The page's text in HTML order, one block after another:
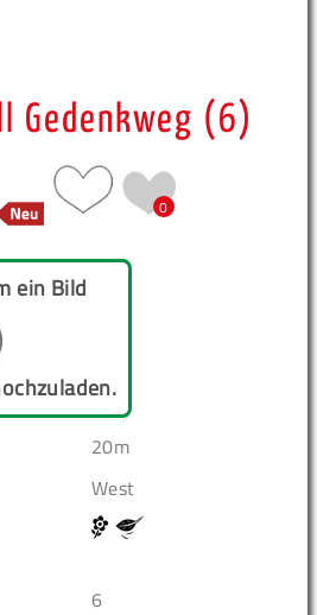
Gedenkweg (6)
0
ein Bild
20m
West
6